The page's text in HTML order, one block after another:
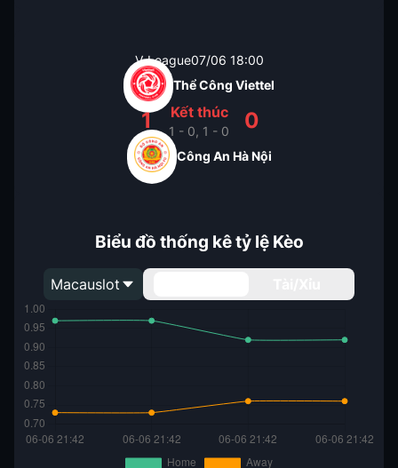
V-League07/06 18:00
Thể Công Viettel
1 Kết thúc
1 - 0, 1 - 0 0
Công An Hà Nội
Biểu đồ thống kê tỷ lệ Kèo
Macauslot